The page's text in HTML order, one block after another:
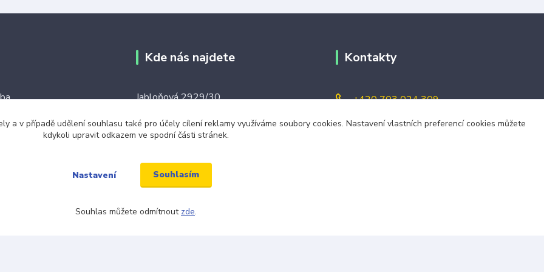
tkaniček
Kde nás najdete
Jabloňová 2929/30
(na této adrese není prodejna ani výdejní
Kontakty
+420 703 024 309
objednavky@zavazuj.cz
a v případě udělení souhlasu také pro účely cílení reklamy využíváme soubory cookies. Nastavení vlastních preferencí cookies můžete
kdykoli upravit odkazem ve spodní části stránek.
Nastavení Souhlasím
Souhlas můžete odmítnout zde.